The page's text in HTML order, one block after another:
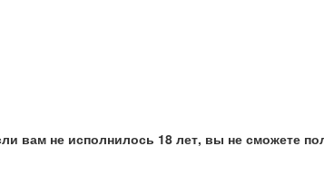
вам не исполнилось 18 лет, вы не сможете